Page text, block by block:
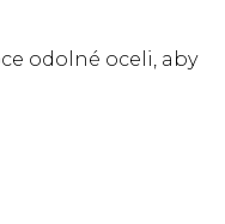
odolné oceli, aby